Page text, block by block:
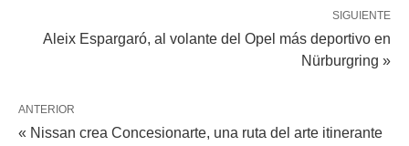
SIGUIENTE
Aleix Espargaró, al volante del Opel más deportivo en
Nürburgring »
ANTERIOR
« Nissan crea Concesionarte, una ruta del arte itinerante